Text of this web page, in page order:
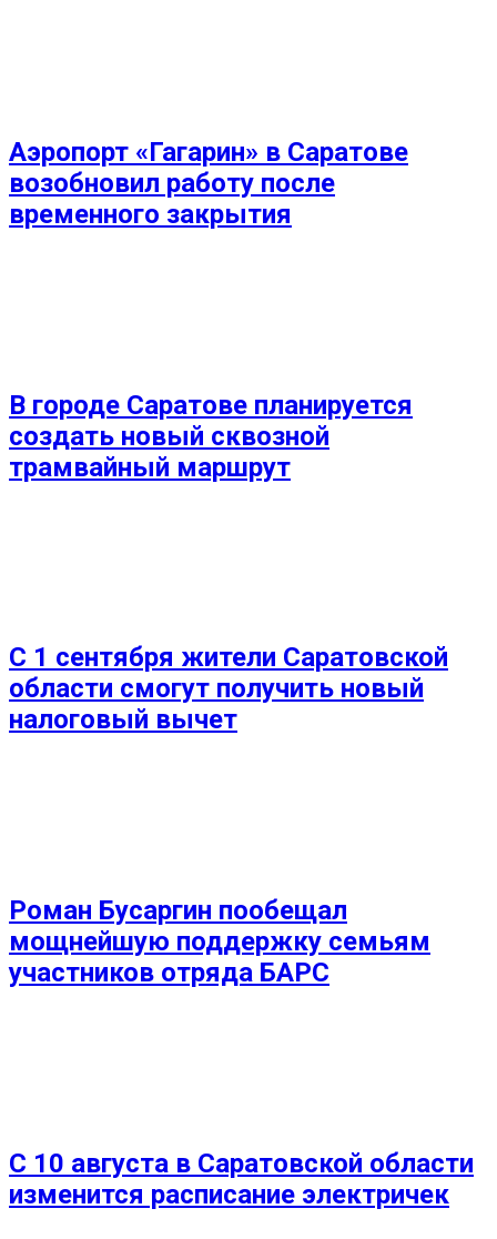
Аэропорт «Гагарин» в Саратове
возобновил работу после
временного закрытия
В городе Саратове планируется
создать новый сквозной
трамвайный маршрут
С 1 сентября жители Саратовской
области смогут получить новый
налоговый вычет
Роман Бусаргин пообещал
мощнейшую поддержку семьям
участников отряда БАРС
С 10 августа в Саратовской области
изменится расписание электричек